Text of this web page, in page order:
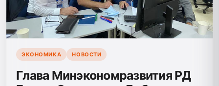
ЭКОНОМИКА НОВОСТИ
Глава Минэкономразвития РД